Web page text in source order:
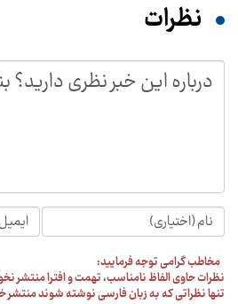
نظرات
مخاطب گرامی توجه فرمایید:
نظرات حاوی الفاظ نامناسب، تهمت و افترا منتشر
تنها نظراتی که به زبان فارسی نوشته شوند